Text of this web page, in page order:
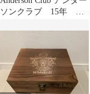
ソンクラブ 15年 ウ